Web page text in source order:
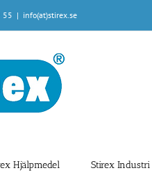
55 | info(at)stirex.se
Hjälpmedel Stirex Industri